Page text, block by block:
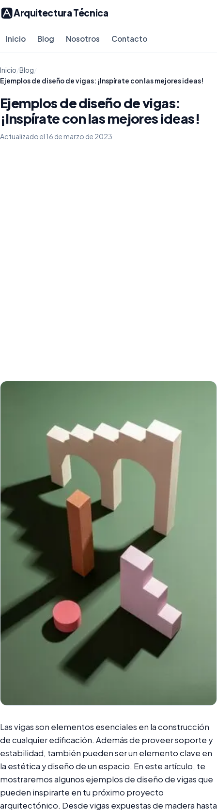
Arquitectura Técnica
Inicio Blog Nosotros Contacto
Inicio/Blog/
Ejemplos de diseño de vigas: ¡Inspírate con las mejores ideas!
Ejemplos de diseño de vigas:
¡Inspírate con las mejores ideas!
Actualizado el 16 de marzo de 2023
Las vigas son elementos esenciales en la construcción
de cualquier edificación. Además de proveer soporte y
estabilidad, también pueden ser un elemento clave en
la estética y diseño de un espacio. En este artículo, te
mostraremos algunos ejemplos de diseño de vigas que
pueden inspirarte en tu próximo proyecto
arquitectónico. Desde vigas expuestas de madera hasta